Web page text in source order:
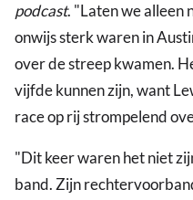
podcast. "Laten we alleen
onwijs sterk waren in
over de streep kwamen.
vijfde kunnen zijn, want
race op rij strompelend
"Dit keer waren het niet
band. Zijn